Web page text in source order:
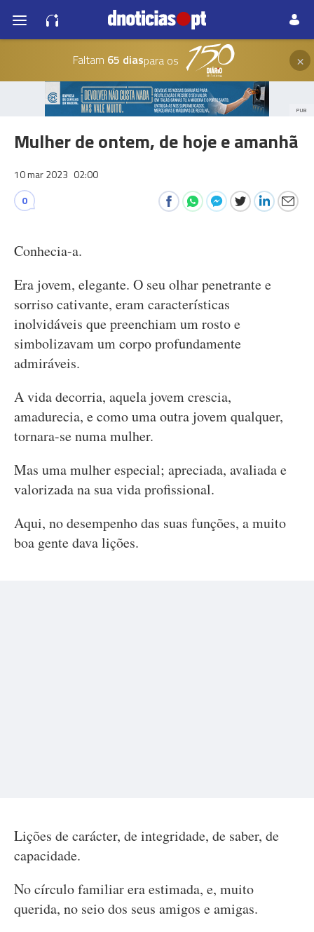
Faltam 65 diaspara os ×
PUB
Mulher de ontem, de hoje e amanhã
10 mar 2023 02:00
0
Conhecia-a.
Era jovem, elegante. O seu olhar penetrante e
sorriso cativante, eram características
inolvidáveis que preenchiam um rosto e
simbolizavam um corpo profundamente
admiráveis.
A vida decorria, aquela jovem crescia,
amadurecia, e como uma outra jovem qualquer,
tornara-se numa mulher.
Mas uma mulher especial; apreciada, avaliada e
valorizada na sua vida profissional.
Aqui, no desempenho das suas funções, a muito
boa gente dava lições.
Lições de carácter, de integridade, de saber, de
capacidade.
No círculo familiar era estimada, e, muito
querida, no seio dos seus amigos e amigas.